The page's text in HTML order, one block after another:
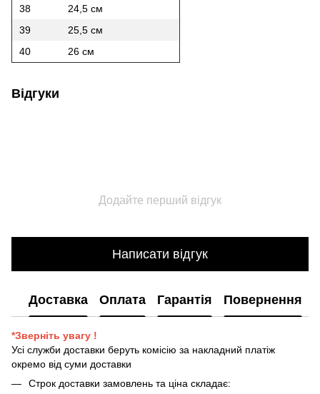
38
24,5 см
39
25,5 см
40
26 см
Відгуки
Додайте перший відгук
Написати відгук
Доставка Оплата Гарантія Повернення
*Зверніть увагу !
Усі служби доставки беруть комісію за накладний платіж
окремо від суми доставки
Строк доставки замовлень та ціна складає: